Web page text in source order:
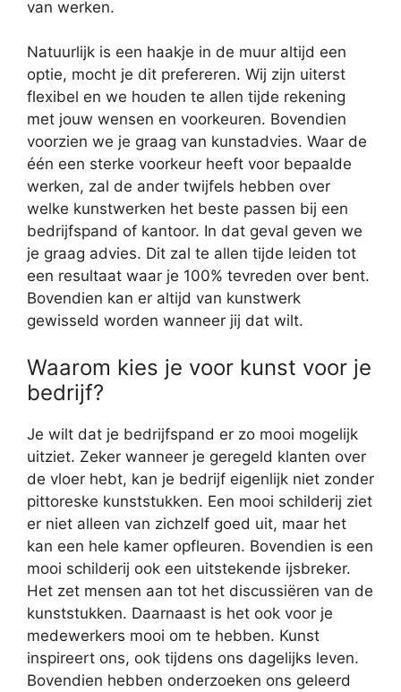
van werken.
Natuurlijk is een haakje in de muur altijd een
optie, mocht je dit prefereren. Wij zijn uiterst
flexibel en we houden te allen tijde rekening
met jouw wensen en voorkeuren. Bovendien
voorzien we je graag van kunstadvies. Waar de
één een sterke voorkeur heeft voor bepaalde
werken, zal de ander twijfels hebben over
welke kunstwerken het beste passen bij een
bedrijfspand of kantoor. In dat geval geven we
je graag advies. Dit zal te allen tijde leiden tot
een resultaat waar je 100% tevreden over bent.
Bovendien kan er altijd van kunstwerk
gewisseld worden wanneer jij dat wilt.
Waarom kies je voor kunst voor je
bedrijf?
Je wilt dat je bedrijfspand er zo mooi mogelijk
uitziet. Zeker wanneer je geregeld klanten over
de vloer hebt, kan je bedrijf eigenlijk niet zonder
pittoreske kunststukken. Een mooi schilderij ziet
er niet alleen van zichzelf goed uit, maar het
kan een hele kamer opfleuren. Bovendien is een
mooi schilderij ook een uitstekende ijsbreker.
Het zet mensen aan tot het discussiëren van de
kunststukken. Daarnaast is het ook voor je
medewerkers mooi om te hebben. Kunst
inspireert ons, ook tijdens ons dagelijks leven.
Bovendien hebben onderzoeken ons geleerd